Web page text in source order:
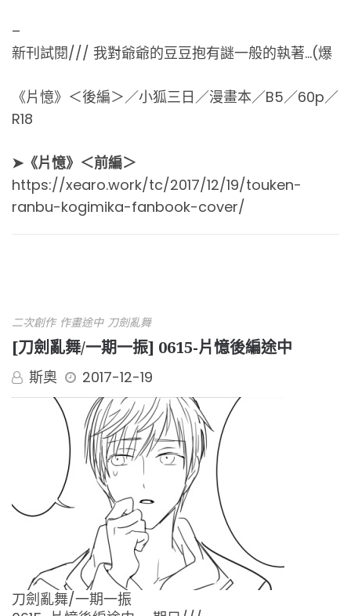
–
新刊試閱/// 我對爺爺的豆豆抱有謎一般的執著…(爆
《片憶》＜後編＞／小狐三日／漫畫本／B5／60p／
R18
➤《片憶》＜前編＞
https://xearo.work/tc/2017/12/19/touken-
ranbu-kogimika-fanbook-cover/
二次創作 作畫途中 刀劍亂舞
[刀劍亂舞/一期一振] 0615-片憶後編途中
斯奧 2017-12-19
刀劍亂舞/一期一振